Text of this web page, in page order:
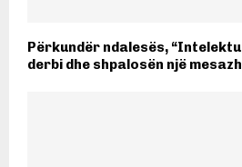
Përkundër ndalesës,
derbi dhe shpalosën një mesazh